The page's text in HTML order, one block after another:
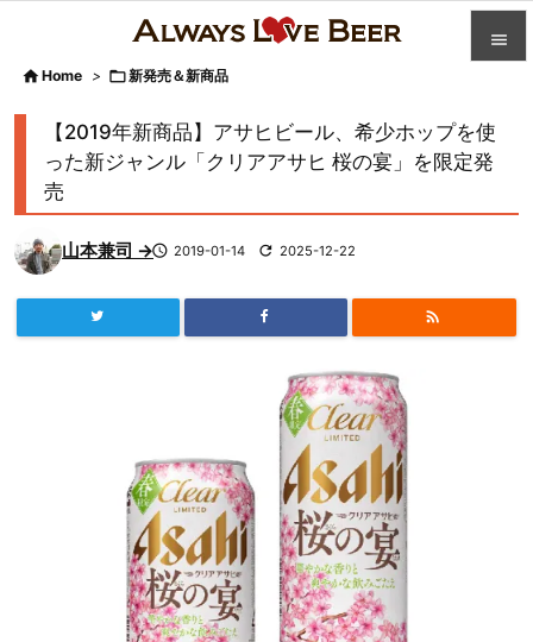


人気記
検索
 Home > 新発売＆新商品
【2019年新商品】アサヒビール、希少ホップを使
った新ジャンル「クリアアサヒ 桜の宴」を限定発
売
山本兼司 → 2019-01-14  2025-12-22
